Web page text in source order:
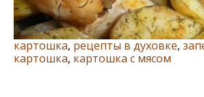
картошка, рецепты в духовке,
картошка, картошка с мясом